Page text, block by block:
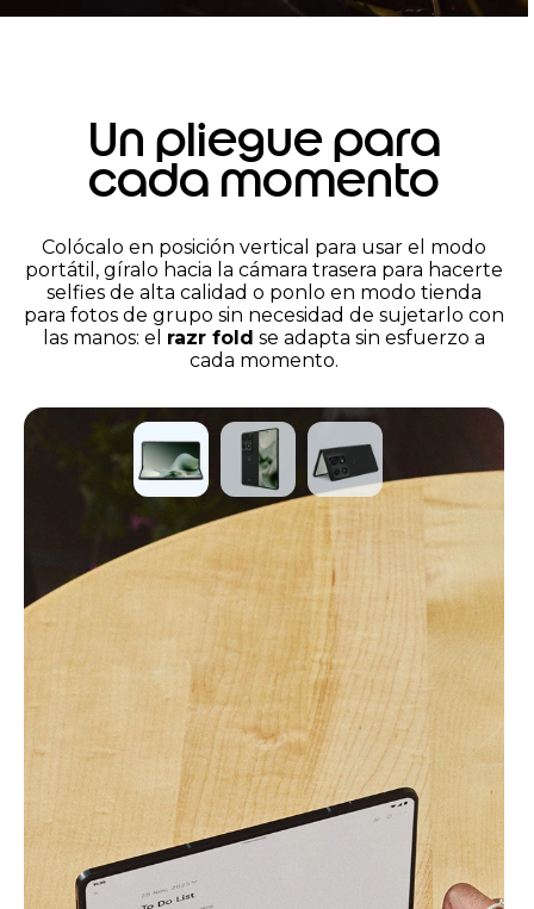
Un pliegue para
cada momento
Colócalo en posición vertical para usar el modo
portátil, gíralo hacia la cámara trasera para hacerte
selfies de alta calidad o ponlo en modo tienda
para fotos de grupo sin necesidad de sujetarlo con
las manos: el razr fold se adapta sin esfuerzo a
cada momento.